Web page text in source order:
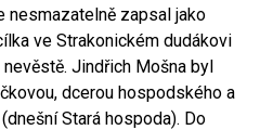
nesmazatelně zapsal jako
ve Strakonickém dudákovi
Jindřich Mošna byl
dcerou hospodského a
Stará hospoda). Do